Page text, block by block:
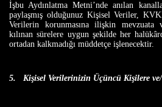
İşbu Aydınlatma Metni’nde anılan
paylaşmış olduğunuz Kişisel Veriler,
Verilerin korunmasına ilişkin
kılınan sürelere uygun şekilde her
ortadan kalkmadığı müddetçe işlenecektir.
5. Kişisel Verilerinizin Üçüncü Kişilere ve/